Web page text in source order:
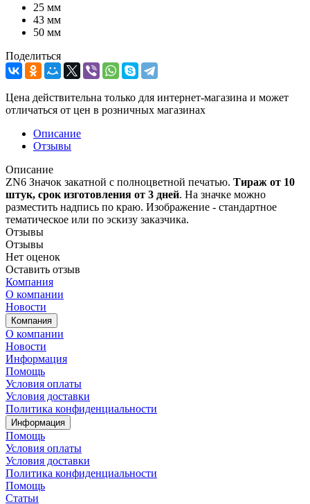
25 мм
43 мм
50 мм
Поделиться
Цена действительна только для интернет-магазина и может
отличаться от цен в розничных магазинах
Описание
Отзывы
Описание
ZN6 Значок закатной с полноцветной печатью. Тираж от 10
штук, срок изготовления от 3 дней. На значке можно
разместить надпись по краю. Изображение - стандартное
тематическое или по эскизу заказчика.
Отзывы
Отзывы
Нет оценок
Оставить отзыв
Компания
О компании
Новости
Компания
О компании
Новости
Информация
Помощь
Условия оплаты
Условия доставки
Политика конфиденциальности
Информация
Помощь
Условия оплаты
Условия доставки
Политика конфиденциальности
Помощь
Статьи